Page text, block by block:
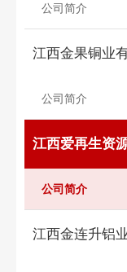
公司简介
江西金果铜业
公司简介
江西爱再生资
公司简介
江西金连升铝